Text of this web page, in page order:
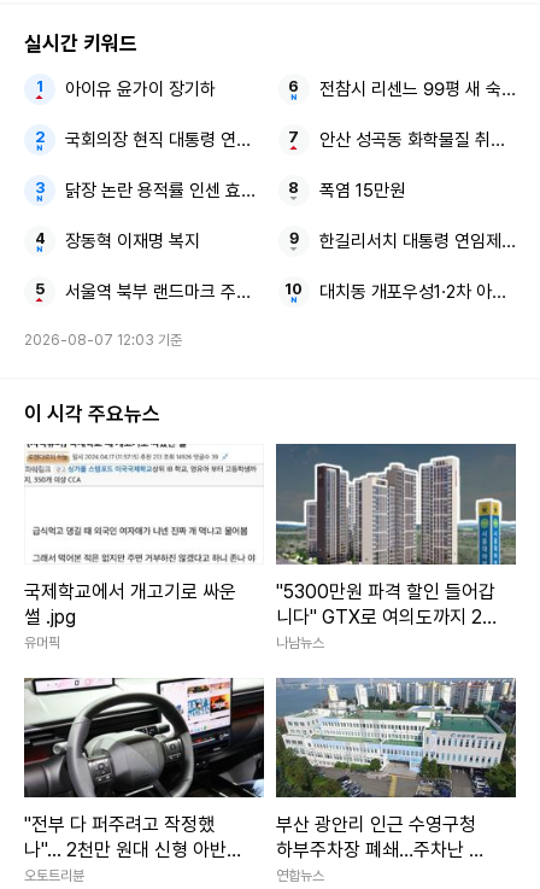
실시간 키워드
아이유 윤가이 장기하
국회의장 현직 대통령 연임 정치권 논란
닭장 논란 용적률 인센 효창공원앞역 정비사업
장동혁 이재명 복지
서울역 북부 랜드마크 주거지 서계동 역세권 개발
전참시 리센느 99평 새 숙소
안산 성곡동 화학물질 취급 공
폭염 15만원
한길리서치 대통령 연임제 보
대치동 개포우성1·2차 아파트
2026-08-07 12:03 기준
이 시각 주요뉴스
국제학교에서 개고기로 싸운
썰 .jpg
유머픽
"5300만원 파격 할인 들어갑
니다" GTX로 여의도까지 20
분 경기도 '이 아파트' 전망
나남뉴스
"전부 다 퍼주려고 작정했
나"... 2천만 원대 신형 아반
떼, 그랜저 역차별 수준 사양
오토트리뷴
부산 광안리 인근 수영구청
하부주차장 폐쇄…주차난 우
려
연합뉴스